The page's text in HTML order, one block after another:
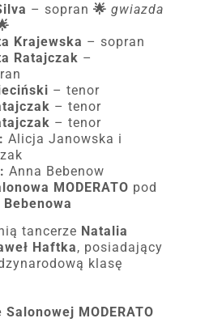
– sopran🌟 gwiazda
Krajewska – sopran
Ratajczak –
– tenor
– tenor
– tenor
Alicja Janowska i
Anna Bebenow
MODERATO pod
tancerze Natalia
Haftka, posiadający
klasę
MODERATO